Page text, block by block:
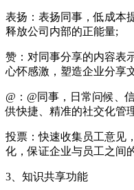
表扬：表扬同事，低成本
释放公司内部的正能量;
赞：对同事分享的内容表
心怀感激，塑造企业分享
@：@同事，日常问候、
供快捷、精准的社交化管
投票：快速收集员工意见
化，保证企业与员工之间
3、知识共享功能